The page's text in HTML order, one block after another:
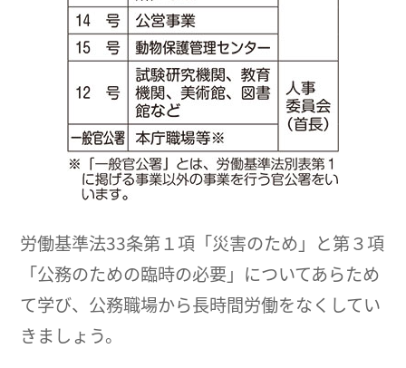
労働基準法33条第１項「災害のため」と第３項
「公務のための臨時の必要」についてあらため
て学び、公務職場から長時間労働をなくしてい
きましょう。